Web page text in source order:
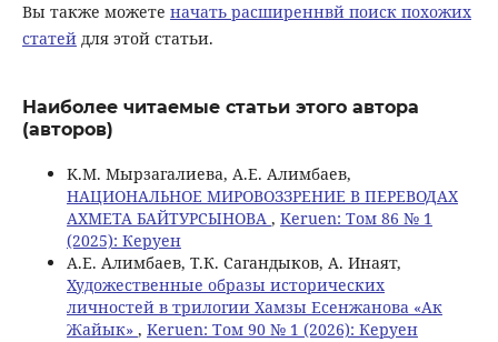
Вы также можете начать расширеннвй поиск похожих
статейдля этой статьи.
Наиболее читаемые статьи этого автора
(авторов)
K.M. Мырзагалиева, А.Е. Алимбаев,
НАЦИОНАЛЬНОЕ МИРОВОЗЗРЕНИЕ В ПЕРЕВОДАХ
АХМЕТА БАЙТУРСЫНОВА , Keruen: Том 86 № 1
(2025): Керуен
А.Е. Алимбаев, Т.К. Сагандыков, А. Инаят,
Художественные образы исторических
личностей в трилогии Хамзы Есенжанова «Ак
Жайык» , Keruen: Том 90 № 1 (2026): Керуен